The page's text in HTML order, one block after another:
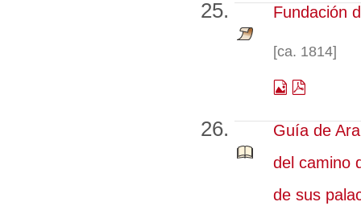
Fundación
[ca. 1814]
Guía de
del camino
de sus